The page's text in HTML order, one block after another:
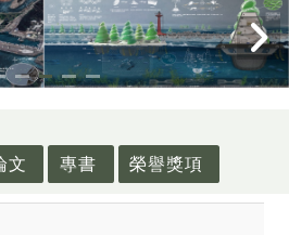
文 專書 榮譽獎項